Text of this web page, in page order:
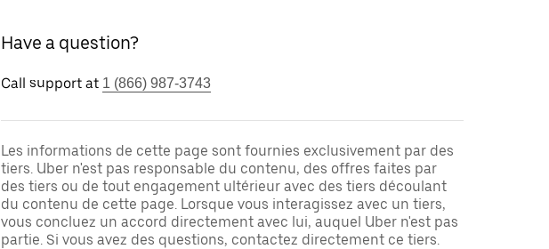
Have a question?
Call support at 1 (866) 987-3743
Les informations de cette page sont fournies exclusivement par des
tiers. Uber n'est pas responsable du contenu, des offres faites par
des tiers ou de tout engagement ultérieur avec des tiers découlant
du contenu de cette page. Lorsque vous interagissez avec un tiers,
vous concluez un accord directement avec lui, auquel Uber n'est pas
partie. Si vous avez des questions, contactez directement ce tiers.